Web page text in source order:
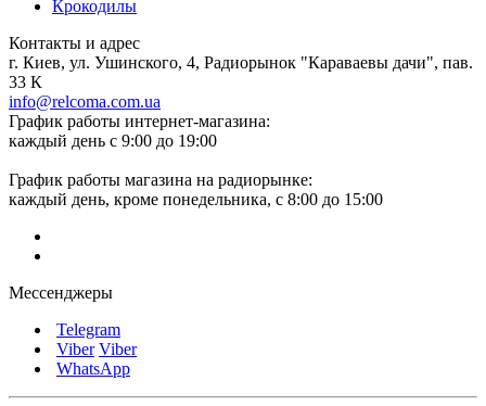
Крокодилы
Контакты и адрес
г. Киев, ул. Ушинского, 4, Радиорынок "Караваевы дачи", пав.
33 К
info@relcoma.com.ua
График работы интернет-магазина:
каждый день с 9:00 до 19:00
График работы магазина на радиорынке:
каждый день, кроме понедельника, с 8:00 до 15:00
Мессенджеры
Telegram
Viber Viber
WhatsApp